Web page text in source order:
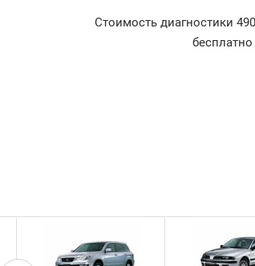
Стоимость диагностики
бесплатно